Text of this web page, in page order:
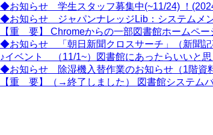
◆お知らせ 学生スタッフ募集中(~11/24) ！
◆お知らせ ジャパンナレッジLib：システムメ
【重 要】 Chromeからの一部図書館ホームペ
◆お知らせ 「朝日新聞クロスサーチ」（新聞記
♪イベント （11/1~）図書館にあったらいいと
◆お知らせ 除湿機入替作業のお知らせ（1階資
【重 要】（→終了しました） 図書館システム